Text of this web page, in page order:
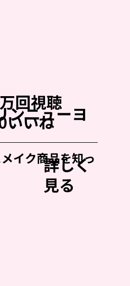
ンニューヨ
イク商品を知っ
回視聴
いね
詳しく
見る